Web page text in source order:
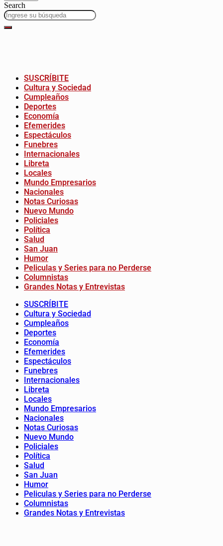
Search
SUSCRÍBITE
Cultura y Sociedad
Cumpleaños
Deportes
Economía
Efemerides
Espectáculos
Funebres
Internacionales
Libreta
Locales
Mundo Empresarios
Nacionales
Notas Curiosas
Nuevo Mundo
Policiales
Política
Salud
San Juan
Humor
Peliculas y Series para no Perderse
Columnistas
Grandes Notas y Entrevistas
SUSCRÍBITE
Cultura y Sociedad
Cumpleaños
Deportes
Economía
Efemerides
Espectáculos
Funebres
Internacionales
Libreta
Locales
Mundo Empresarios
Nacionales
Notas Curiosas
Nuevo Mundo
Policiales
Política
Salud
San Juan
Humor
Peliculas y Series para no Perderse
Columnistas
Grandes Notas y Entrevistas